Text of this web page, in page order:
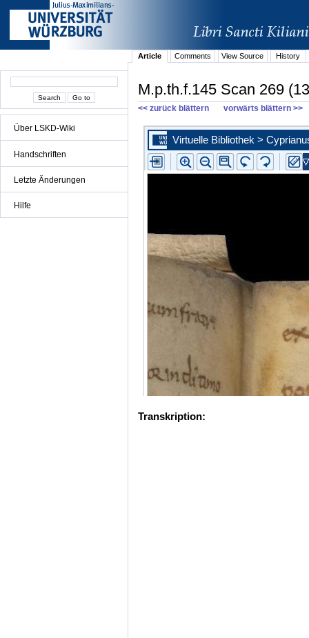
Über LSKD-Wiki
Handschriften
Letzte Änderungen
Hilfe
Article Comments View Source History
M.p.th.f.145 Scan 269
<< zurück blättern vorwärts blättern >>
Transkription: